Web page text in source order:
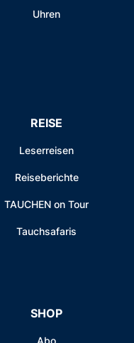
Uhren
REISE
Leserreisen
Reiseberichte
TAUCHEN on Tour
Tauchsafaris
SHOP